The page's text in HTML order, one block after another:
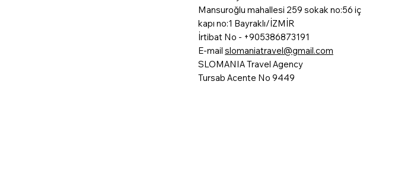
Mansuroğlu mahallesi 259 sokak no:56 iç
kapı no:1 Bayraklı/İZMİR
İrtibat No - +905386873191
E-mail slomaniatravel@gmail.com
SLOMANIA Travel Agency
Tursab Acente No 9449